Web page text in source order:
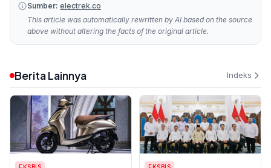
Sumber: electrek.co
This article was automatically rewritten by AI based on the source
above without altering the facts of the original article.
Berita Lainnya Indeks
EKSBIS EKSBIS